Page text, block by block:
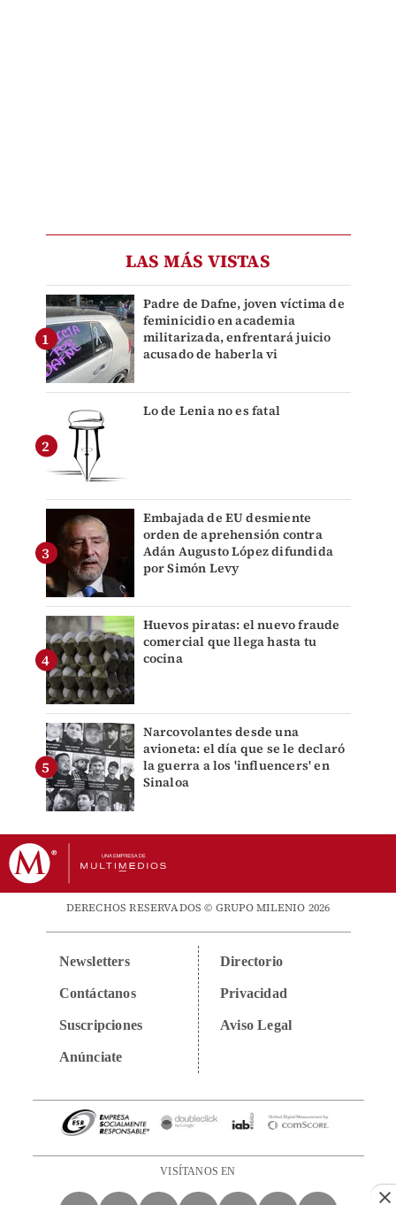
LAS MÁS VISTAS
Padre de Dafne, joven víctima de
feminicidio en academia
militarizada, enfrentará juicio
acusado de haberla vi
Lo de Lenia no es fatal
Embajada de EU desmiente
orden de aprehensión contra
Adán Augusto López difundida
por Simón Levy
Huevos piratas: el nuevo fraude
comercial que llega hasta tu
cocina
Narcovolantes desde una
avioneta: el día que se le declaró
la guerra a los 'influencers' en
Sinaloa
DERECHOS RESERVADOS © GRUPO MILENIO 2026
Newsletters
Contáctanos
Suscripciones
Anúnciate
Directorio
Privacidad
Aviso Legal
VISÍTANOS EN